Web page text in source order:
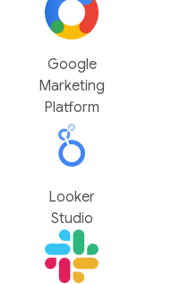
Google
Marketing
Platform
Looker
Studio